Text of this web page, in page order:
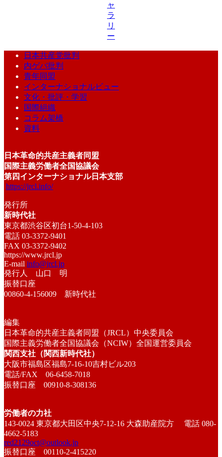
ャ
ラ
リ
ー
日本共産党批判
内ゲバ批判
青年同盟
インターナショナルビュー
文化・批評・学習
国際組織
コラム架橋
資料
日本革命的共産主義者同盟
国際主義労働者全国協議会
第四インターナショナル日本支部
https://jrcl.info/
発行所
新時代社
東京都渋谷区初台1-50-4-103
電話 03-3372-9401
FAX 03-3372-9402
https://www.jrcl.jp
E-mail info@jrcl.jp
発行人 山口 明
振替口座
00860-4-156009 新時代社
編集
日本革命的共産主義者同盟（JRCL）中央委員会
国際主義労働者全国協議会（NCIW）全国運営委員会
関西支社（関西新時代社）
大阪市福島区福島7-16-10吉村ビル203
電話/FAX 06-6458-7018
振替口座 00910-8-308136
労働者の力社
143-0024 東京都大田区中央7-12-16 大森助産院方 電話 080-
4662-5183
red2129oct@outlook.jp
振替口座 00110-2-415220